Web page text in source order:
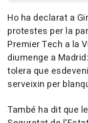
Ho ha declarat a
protestes per la
Premier Tech a la
diumenge a
tolera que
serveixin per
També ha dit que